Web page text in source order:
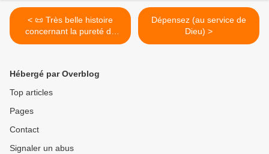
< 📜 Très belle histoire
concernant la pureté de
l'intention 📜
Dépensez (au service de
Dieu) >
Hébergé par Overblog
Top articles
Pages
Contact
Signaler un abus